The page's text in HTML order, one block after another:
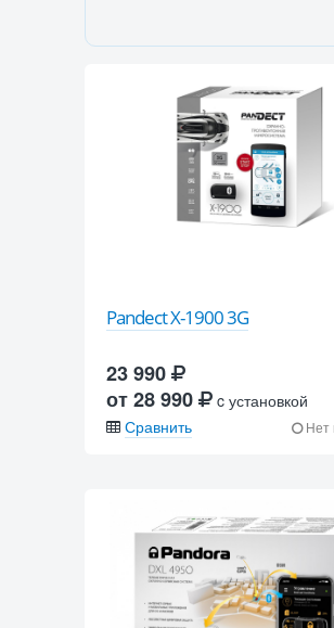
Pandect X-1900 3G
23 990
от 28 990
c установкой
Сравнить
Нет